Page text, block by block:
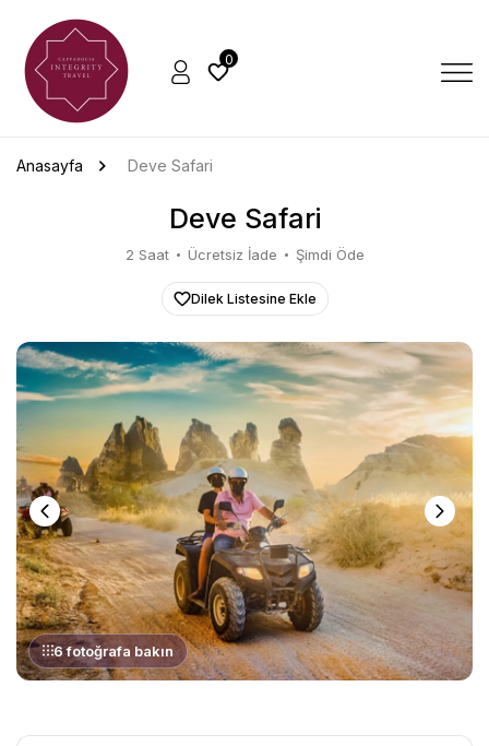
0
Anasayfa Deve Safari
Deve Safari
2 Saat Ücretsiz İade Şimdi Öde
Dilek Listesine Ekle
6 fotoğrafa bakın